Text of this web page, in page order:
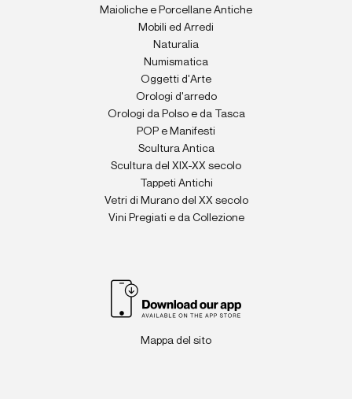
Maioliche e Porcellane Antiche
Mobili ed Arredi
Naturalia
Numismatica
Oggetti d'Arte
Orologi d'arredo
Orologi da Polso e da Tasca
POP e Manifesti
Scultura Antica
Scultura del XIX-XX secolo
Tappeti Antichi
Vetri di Murano del XX secolo
Vini Pregiati e da Collezione
Mappa del sito